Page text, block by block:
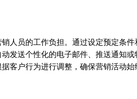
人员的工作负担。通过设定预定条
发送个性化的电子邮件、推送通知
客户行为进行调整，确保营销活动